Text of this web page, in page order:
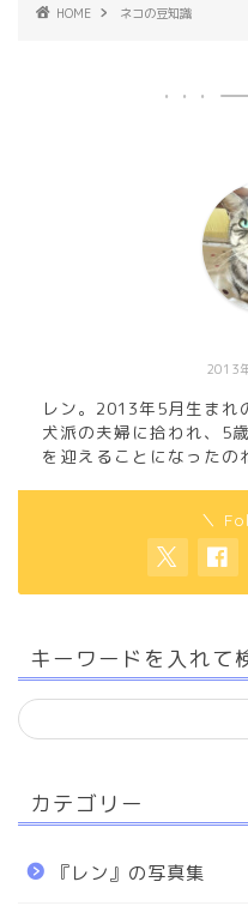
HOME ネコの豆知識
2013
レン。2013年5月生まれ
犬派の夫婦に拾われ、5
を迎えることになったの
＼
キーワードを入れて
カテゴリー
『レン』の写真集